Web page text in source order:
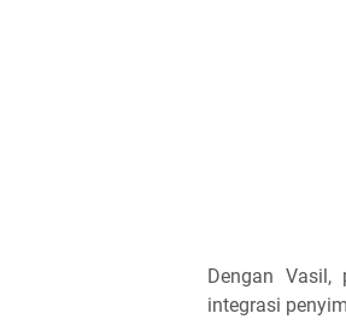
Dengan Vasil,
integrasi